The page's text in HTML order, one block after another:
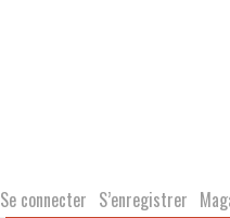
Se connecter S’enregistrer